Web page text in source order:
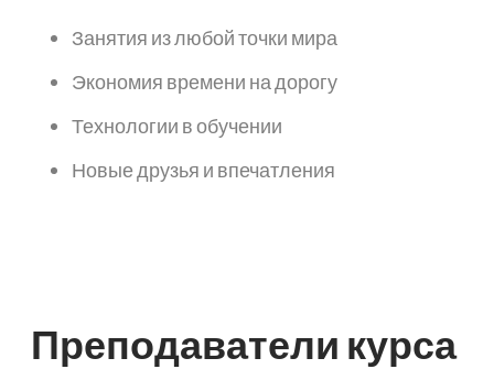
Занятия из любой точки мира
Экономия времени на дорогу
Технологии в обучении
Новые друзья и впечатления
Преподаватели курса